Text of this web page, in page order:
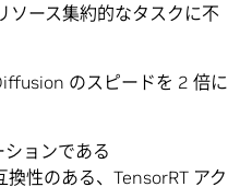
ソース集約的なタスクに不
のスピードを 2 倍に
ョンである
性のある、TensorRT アク